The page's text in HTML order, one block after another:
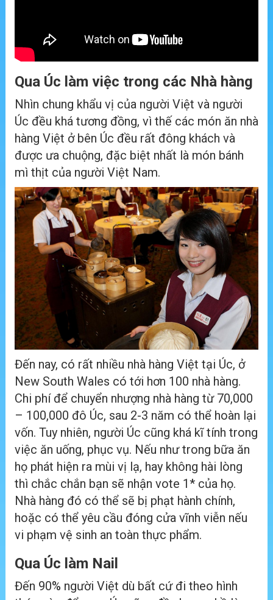
Qua Úc làm việc trong các Nhà hàng
Nhìn chung khẩu vị của người Việt và người
Úc đều khá tương đồng, vì thế các món ăn nhà
hàng Việt ở bên Úc đều rất đông khách và
được ưa chuộng, đặc biệt nhất là món bánh
mì thịt của người Việt Nam.
Đến nay, có rất nhiều nhà hàng Việt tại Úc, ở
New South Wales có tới hơn 100 nhà hàng.
Chi phí để chuyển nhượng nhà hàng từ 70,000
– 100,000 đô Úc, sau 2-3 năm có thể hoàn lại
vốn. Tuy nhiên, người Úc cũng khá kĩ tính trong
việc ăn uống, phục vụ. Nếu như trong bữa ăn
họ phát hiện ra mùi vị lạ, hay không hài lòng
thì chắc chắn bạn sẽ nhận vote 1* của họ.
Nhà hàng đó có thể sẽ bị phạt hành chính,
hoặc có thể yêu cầu đóng cửa vĩnh viễn nếu
vi phạm vệ sinh an toàn thực phẩm.
Qua Úc làm Nail
Đến 90% người Việt dù bất cứ đi theo hình